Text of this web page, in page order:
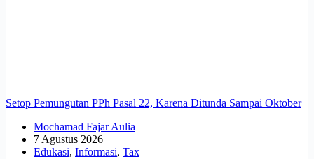
Setop Pemungutan PPh Pasal 22, Karena Ditunda Sampai Oktober
Mochamad Fajar Aulia
7 Agustus 2026
Edukasi, Informasi, Tax